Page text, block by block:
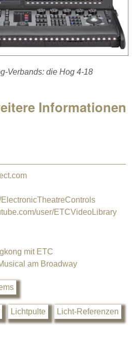
Verbands: die Hog 4-18
Informationen
user/ETCVideoLibrary
mit ETC
am Broadway
Lichtpulte Licht-Referenzen